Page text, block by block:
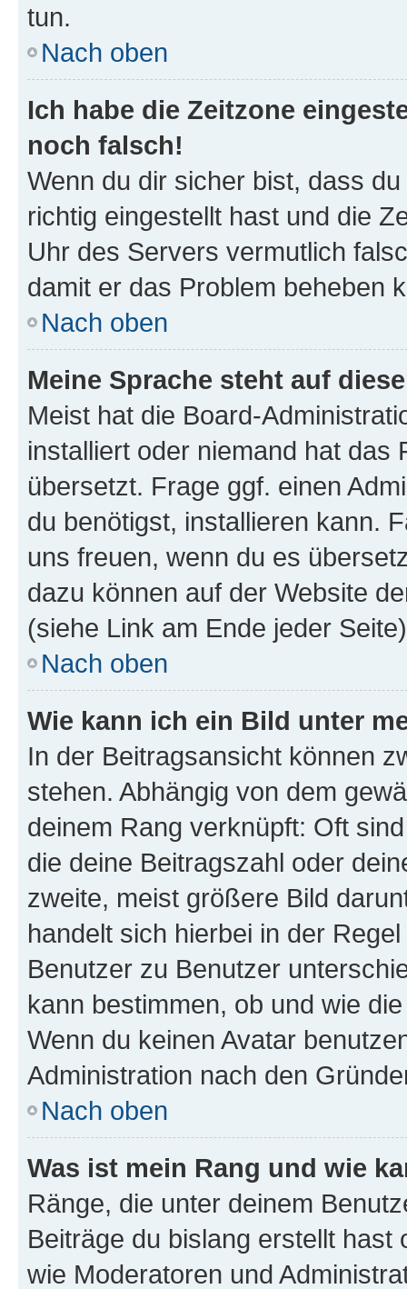
tun.
Nach oben
Ich habe die Zeitzone
noch falsch!
Wenn du dir sicher bist, dass
richtig eingestellt hast und die
Uhr des Servers vermutlich
damit er das Problem beheben
Nach oben
Meine Sprache steht auf
Meist hat die Board-
installiert oder niemand hat das
übersetzt. Frage ggf. einen
du benötigst, installieren kann.
uns freuen, wenn du es
dazu können auf der Website
(siehe Link am Ende jeder
Nach oben
Wie kann ich ein Bild unter
In der Beitragsansicht können
stehen. Abhängig von dem
deinem Rang verknüpft: Oft
die deine Beitragszahl oder
zweite, meist größere Bild
handelt sich hierbei in der
Benutzer zu Benutzer
kann bestimmen, ob und wie
Wenn du keinen Avatar
Administration nach den
Nach oben
Was ist mein Rang und wie
Ränge, die unter deinem
Beiträge du bislang erstellt
wie Moderatoren und